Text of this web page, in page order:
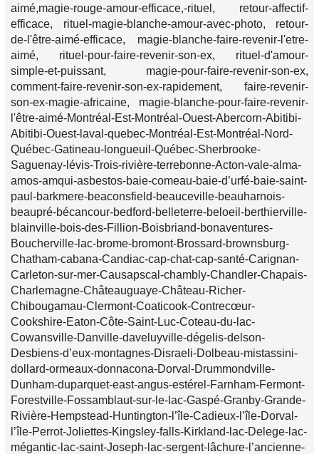
aimé,magie-rouge-amour-efficace,-rituel, retour-affectif-
efficace, rituel-magie-blanche-amour-avec-photo, retour-
de-l'être-aimé-efficace, magie-blanche-faire-revenir-l'etre-
aimé, rituel-pour-faire-revenir-son-ex, rituel-d'amour-
simple-et-puissant, magie-pour-faire-revenir-son-ex,
comment-faire-revenir-son-ex-rapidement, faire-revenir-
son-ex-magie-africaine, magie-blanche-pour-faire-revenir-
l'être-aimé-Montréal-Est-Montréal-Ouest-Abercorn-Abitibi-
Abitibi-Ouest-laval-quebec-Montréal-Est-Montréal-Nord-
Québec-Gatineau-longueuil-Québec-Sherbrooke-
Saguenay-lévis-Trois-rivière-terrebonne-Acton-vale-alma-
amos-amqui-asbestos-baie-comeau-baie-d’urfé-baie-saint-
paul-barkmere-beaconsfield-beauceville-beauharnois-
beaupré-bécancour-bedford-belleterre-beloeil-berthierville-
blainville-bois-des-Fillion-Boisbriand-bonaventures-
Boucherville-lac-brome-bromont-Brossard-brownsburg-
Chatham-cabana-Candiac-cap-chat-cap-santé-Carignan-
Carleton-sur-mer-Causapscal-chambly-Chandler-Chapais-
Charlemagne-Châteauguaye-Château-Richer-
Chibougamau-Clermont-Coaticook-Contrecœur-
Cookshire-Eaton-Côte-Saint-Luc-Coteau-du-lac-
Cowansville-Danville-daveluyville-dégelis-delson-
Desbiens-d’eux-montagnes-Disraeli-Dolbeau-mistassini-
dollard-ormeaux-donnacona-Dorval-Drummondville-
Dunham-duparquet-east-angus-estérel-Farnham-Fermont-
Forestville-Fossamblaut-sur-le-lac-Gaspé-Granby-Grande-
Rivière-Hempstead-Huntington-l’île-Cadieux-l’île-Dorval-
l’île-Perrot-Joliettes-Kingsley-falls-Kirkland-lac-Delege-lac-
mégantic-lac-saint-Joseph-lac-sergent-lâchure-l’ancienne-